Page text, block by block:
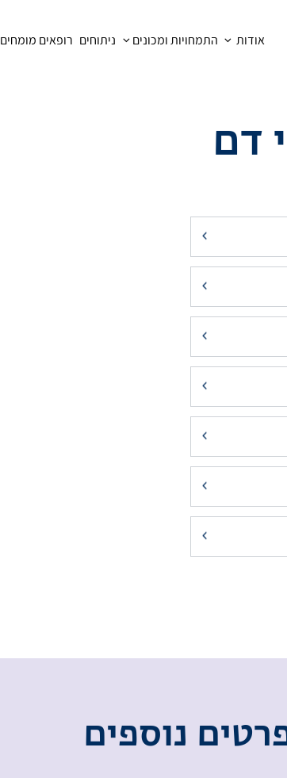
אודות התמחויות ומכונים ניתוחים רופאים מומחים
דם
רטים נוספים